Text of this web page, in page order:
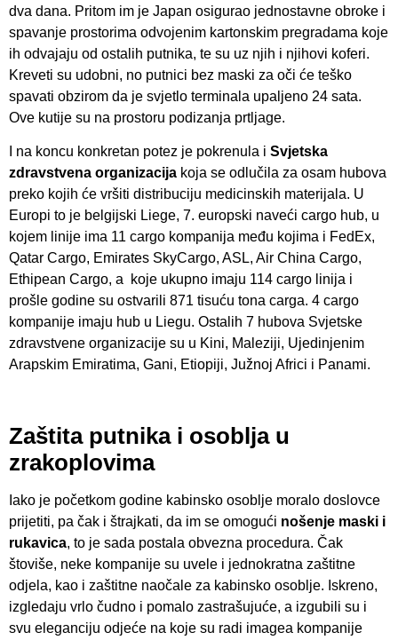
dva dana. Pritom im je Japan osigurao jednostavne obroke i
spavanje prostorima odvojenim kartonskim pregradama koje
ih odvajaju od ostalih putnika, te su uz njih i njihovi koferi.
Kreveti su udobni, no putnici bez maski za oči će teško
spavati obzirom da je svjetlo terminala upaljeno 24 sata.
Ove kutije su na prostoru podizanja prtljage.
I na koncu konkretan potez je pokrenula i Svjetska
zdravstvena organizacija koja se odlučila za osam hubova
preko kojih će vršiti distribuciju medicinskih materijala. U
Europi to je belgijski Liege, 7. europski naveći cargo hub, u
kojem linije ima 11 cargo kompanija među kojima i FedEx,
Qatar Cargo, Emirates SkyCargo, ASL, Air China Cargo,
Ethipean Cargo, a koje ukupno imaju 114 cargo linija i
prošle godine su ostvarili 871 tisuću tona carga. 4 cargo
kompanije imaju hub u Liegu. Ostalih 7 hubova Svjetske
zdravstvene organizacije su u Kini, Maleziji, Ujedinjenim
Arapskim Emiratima, Gani, Etiopiji, Južnoj Africi i Panami.
Zaštita putnika i osoblja u
zrakoplovima
Iako je početkom godine kabinsko osoblje moralo doslovce
prijetiti, pa čak i štrajkati, da im se omogući nošenje maski i
rukavica, to je sada postala obvezna procedura. Čak
štoviše, neke kompanije su uvele i jednokratna zaštitne
odjela, kao i zaštitne naočale za kabinsko osoblje. Iskreno,
izgledaju vrlo čudno i pomalo zastrašujuće, a izgubili su i
svu eleganciju odjeće na koje su radi imagea kompanije